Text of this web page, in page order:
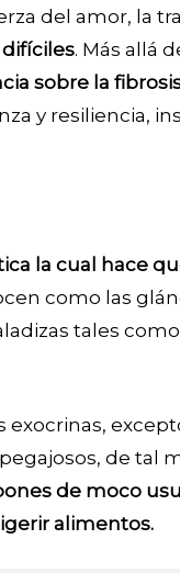
del amor, la
. Más allá
sobre la
y resiliencia,
la cual hace
como las
tales
exocrinas,
de tal
de moco
alimentos.